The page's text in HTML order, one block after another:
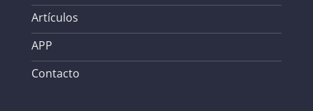
Artículos
APP
Contacto